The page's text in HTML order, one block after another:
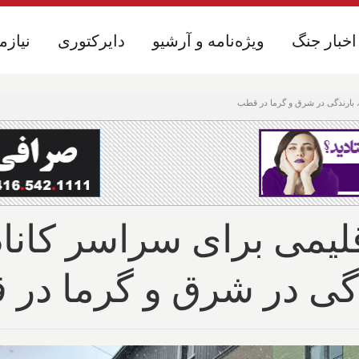
بارندگی در شرق و گرما در قطب
دایرکتوری ویژه‌نامه و آرشیو اخبار جنگ دایرکتوری ویژه‌نامه و آرشیو اخبار جنگ
برای سراسر
در شرق و گرما